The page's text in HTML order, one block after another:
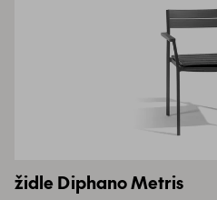
židle Diphano Metris